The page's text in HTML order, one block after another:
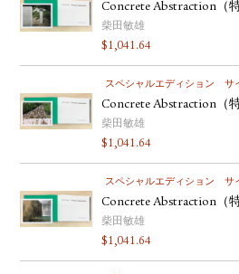
Concrete Abstraction（
柴田敏雄
$1,041.64
スペシャルエディション サ
Concrete Abstraction（
柴田敏雄
$1,041.64
スペシャルエディション サ
Concrete Abstraction（
柴田敏雄
$1,041.64